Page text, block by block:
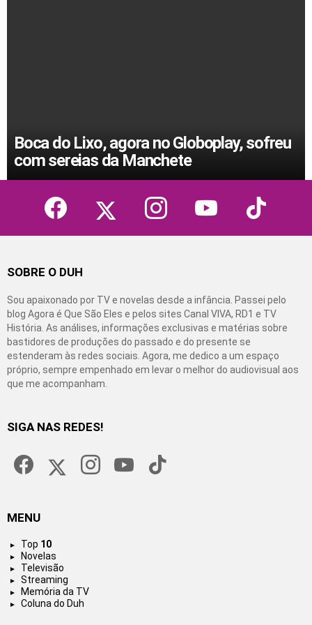
Boca do Lixo, agora no Globoplay, sofreu
com sereias da Manchete
facebook instagram youtube tiktok
SOBRE O DUH
Sou apaixonado por TV e novelas desde a infância. Passei pelo
blog Agora é Que São Eles e pelos sites Canal VIVA, RD1 e TV
História. As análises, informações exclusivas e matérias sobre
bastidores de produções do passado e do presente se
estenderam às redes sociais. Agora, me dedico a um espaço
próprio, sempre empenhado em levar o melhor do audiovisual aos
que me acompanham.
SIGA NAS REDES!
MENU
Top 10
Novelas
Televisão
Streaming
Memória da TV
Coluna do Duh